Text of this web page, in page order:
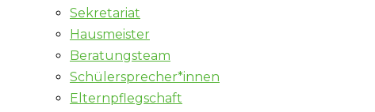
Sekretariat
Hausmeister
Beratungsteam
Schülersprecher*innen
Elternpflegschaft